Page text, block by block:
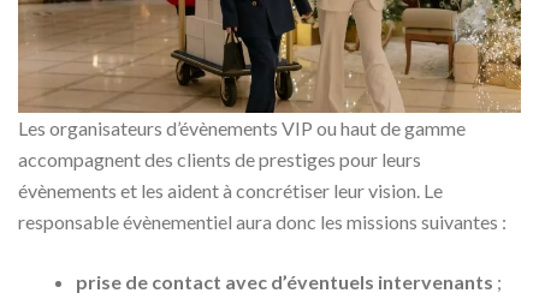
Les organisateurs d’évènements VIP ou haut de gamme
accompagnent des clients de prestiges pour leurs
évènements et les aident à concrétiser leur vision. Le
responsable évènementiel aura donc les missions suivantes :
prise de contact avec d’éventuels intervenants ;